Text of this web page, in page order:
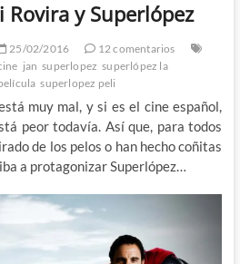
Rovira y Superlópez
25/02/2016
12 comentarios
jan superlopez superlópez la
superlopez peli
muy mal, y si es el cine español,
peor todavía. Así que, para todos
de los pelos o han hecho coñitas
a protagonizar Superlópez…